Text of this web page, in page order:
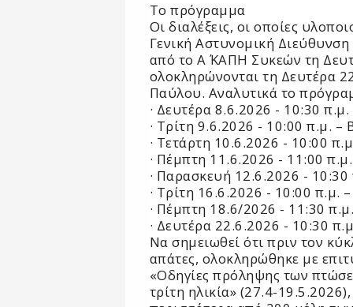
Το πρόγραμμα
Οι διαλέξεις, οι οποίες
Γενική Αστυνομική
από το Α΄ ΚΑΠΗ Συκεών τη
ολοκληρώνονται τη Δευτέρα
Παύλου. Αναλυτικά το
· Δευτέρα 8.6.2026 - 10:30
· Τρίτη 9.6.2026 - 10:00 π.μ.
· Τετάρτη 10.6.2026 - 10:00
· Πέμπτη 11.6.2026 - 11:00
· Παρασκευή 12.6.2026 -
· Τρίτη 16.6.2026 - 10:00 π.μ.
· Πέμπτη 18.6/2026 - 11:30
· Δευτέρα 22.6.2026 - 10:30
Να σημειωθεί ότι πριν τον
απάτες, ολοκληρώθηκε με
«Οδηγίες πρόληψης των
τρίτη ηλικία» (27.4-